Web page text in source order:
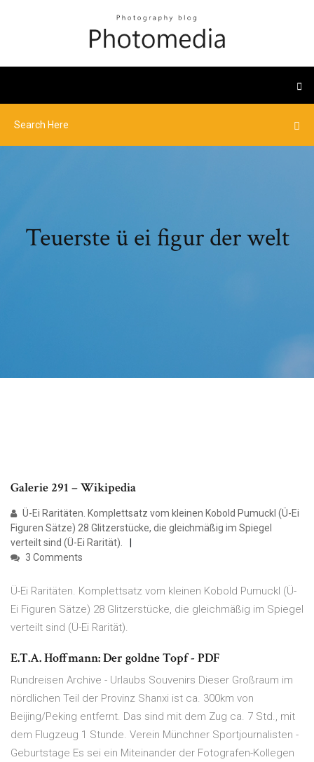
Teuerste ü ei figur der welt
Galerie 291 – Wikipedia
Ü-Ei Raritäten. Komplettsatz vom kleinen Kobold Pumuckl (Ü-Ei
Figuren Sätze) 28 Glitzerstücke, die gleichmäßig im Spiegel
verteilt sind (Ü-Ei Rarität).
3 Comments
Ü-Ei Raritäten. Komplettsatz vom kleinen Kobold Pumuckl (Ü-
Ei Figuren Sätze) 28 Glitzerstücke, die gleichmäßig im Spiegel
verteilt sind (Ü-Ei Rarität).
E.T.A. Hoffmann: Der goldne Topf - PDF
Rundreisen Archive - Urlaubs Souvenirs Dieser Großraum im
nördlichen Teil der Provinz Shanxi ist ca. 300km von
Beijing/Peking entfernt. Das sind mit dem Zug ca. 7 Std., mit
dem Flugzeug 1 Stunde. Verein Münchner Sportjournalisten -
Geburtstage Es sei ein Miteinander der Fotografen-Kollegen